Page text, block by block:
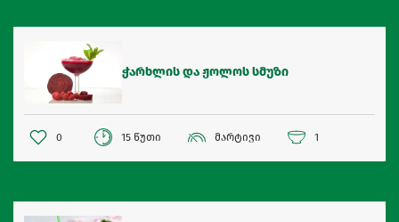
ჭარხლის და ჟოლოს სმუზი
0 15 წუთი მარტივი 1